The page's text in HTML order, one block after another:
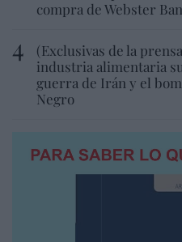
compra de Webster
(Exclusivas de la
industria alimentaria
guerra de Irán y el
Negro